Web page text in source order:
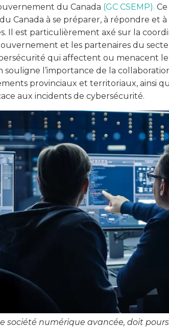
du Canada (GC CSEMP).
Canada à se préparer, à répondre et
Il est particulièrement axé sur la
et les partenaires du
qui affectent ou menacent
l’importance de la
provinciaux et territoriaux, ainsi
aux incidents de cybersécurité.
société numérique avancée, doit